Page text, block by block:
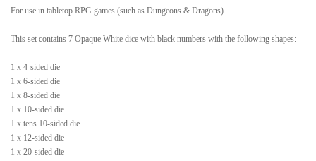
For use in tabletop RPG games (such as Dungeons & Dragons).
This set contains 7 Opaque White dice with black numbers with the following shapes:
1 x 4-sided die
1 x 6-sided die
1 x 8-sided die
1 x 10-sided die
1 x tens 10-sided die
1 x 12-sided die
1 x 20-sided die